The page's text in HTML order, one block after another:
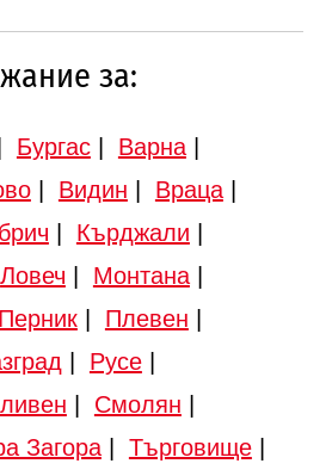
за:
Бургас| Варна|
| Видин Враца|
Кърджали
Ловеч Монтана|
Перник| Плевен
Русе|
Смолян
Загора| Търговище|